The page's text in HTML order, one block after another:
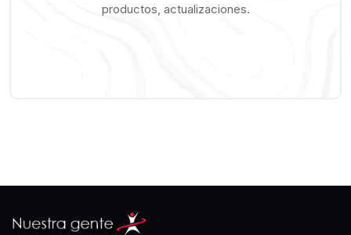
productos, actualizaciones.